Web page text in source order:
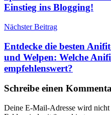
Einstieg ins Blogging!
Nächster Beitrag
Entdecke die besten
und Welpen: Welche
empfehlenswert?
Schreibe einen
Deine E-Mail-Adresse wird